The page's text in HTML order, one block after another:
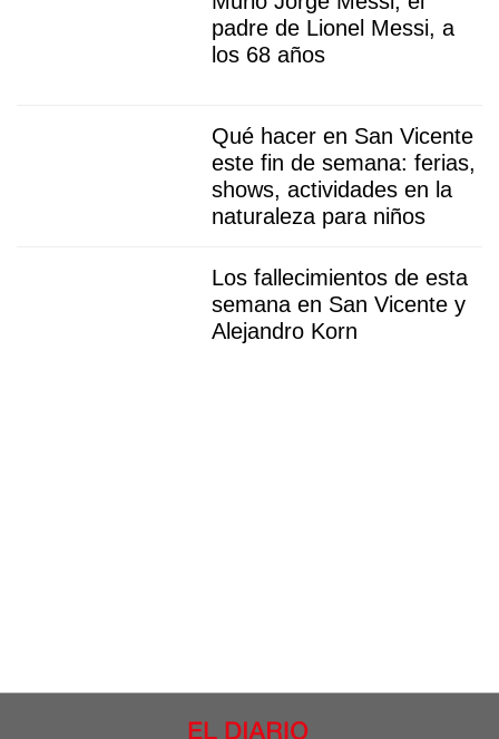
padre de Lionel Messi, a
los 68 años
Qué hacer en San Vicente
este fin de semana: ferias,
shows, actividades en la
naturaleza para niños
Los fallecimientos de esta
semana en San Vicente y
Alejandro Korn